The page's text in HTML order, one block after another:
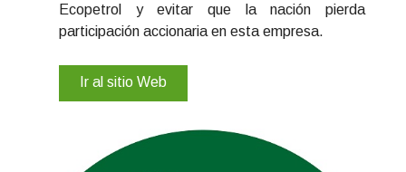
Ecopetrol y evitar que la nación pierda
participación accionaria en esta empresa.
Ir al sitio Web